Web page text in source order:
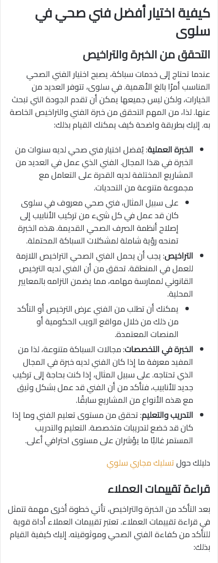
كيفية اختيار أفضل فني صحي في
سلوى
التحقق من الخبرة والتراخيص
عندما تحتاج إلى خدمات سباكة، يصبح اختيار الفني الصحي
المناسب أمرًا بالغ الأهمية. في سلوى، تتوفر العديد من
الخيارات، ولكن ليس جميعها يمكن أن تقدم الجودة التي تبحث
عنها. لذا، من المهم التحقق من خبرة الفني والتراخيص الخاصة
به. إليك بطريقة واضحة كيف يمكنك القيام بذلك:
الخبرة العملية: يُفضل اختيار فني صحي لديه سنوات من
الخبرة في هذا المجال. الفني الذي عمل في العديد من
المشاريع المختلفة لديه القدرة على التعامل مع
مجموعة متنوعة من التحديات.
على سبيل المثال، فني صحي معروف في سلوى
كان قد عمل في كل شيء من تركيب الأنابيب إلى
إصلاح أنظمة الصرف الصحي القديمة. هذه الخبرة
تمنحه رؤية شاملة لمشكلات السباكة المحتملة.
التراخيص: يجب أن يحمل الفني الصحي التراخيص اللازمة
للعمل في المنطقة. تحقق من أن الفني لديه الترخيص
القانوني لممارسة مهامه، مما يضمن التزامه بالمعايير
المحلية.
يمكنك أن تطلب من الفني عرض الترخيص أو التأكد
من ذلك من خلال مواقع الويب الحكومية أو
المنصات المعتمدة.
الخبرة في التخصصات: مجالات السباكة متنوعة، لذا من
المفيد معرفة ما إذا كان الفني لديه خبرة في المجال
الذي تحتاجه. على سبيل المثال، إذا كنت بحاجة إلى تركيب
جديد للأنابيب، فتأكد من أن الفني قد عمل بشكل وثيق
مع هذه الأنواع من المشاريع سابقًا.
التدريب والتعليم: تحقق من مستوى تعليم الفني وما إذا
كان قد خضع لتدريبات متخصصة. التعليم والتدريب
المستمر غالبًا ما يؤشران على مستوى احترافي أعلى.
دليلك حولتسليك مجاري سلوي
قراءة تقييمات العملاء
بعد التأكد من الخبرة والتراخيص، تأتي خطوة أخرى مهمة تتمثل
في قراءة تقييمات العملاء. تعتبر تقييمات العملاء أداة قوية
للتأكد من كفاءة الفني الصحي وموثوقيته. إليك كيفية القيام
بذلك: